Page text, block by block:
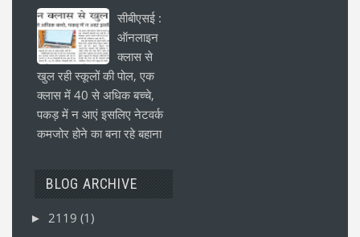
सीबीएसई :
ऑनलाइन
क्लास से
खुल रही स्कूलों की पोल, एक
क्लास में 40 से अधिक बच्चे,
पकड़ में न आएं इसलिए नेटवर्क
कमजोर होने का बना रहे बहाना
BLOG ARCHIVE
► 2119 (1)